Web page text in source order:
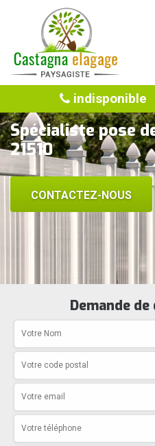
indisponible
Spécialiste pose
21510
CONTACTEZ-NOUS
Demande